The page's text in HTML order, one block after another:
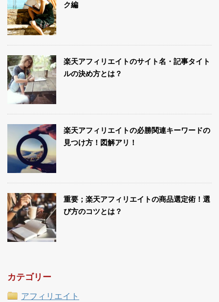
ク編
楽天アフィリエイトのサイト名・記事タイト
ルの決め方とは？
楽天アフィリエイトの必勝関連キーワードの
見つけ方！図解アリ！
重要；楽天アフィリエイトの商品選定術！選
び方のコツとは？
カテゴリー
アフィリエイト